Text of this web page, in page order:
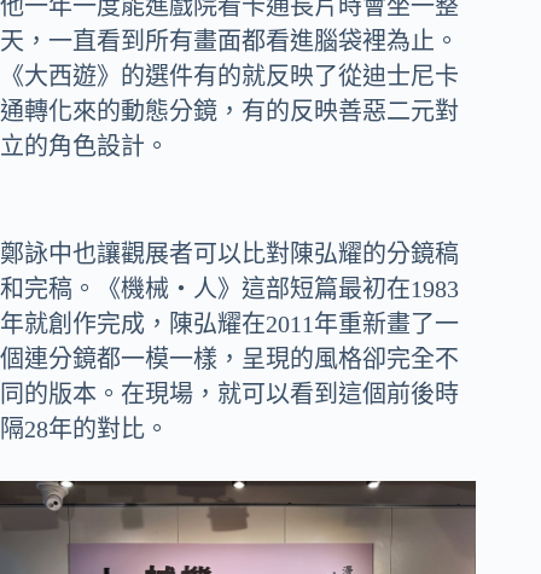
他一年一度能進戲院看卡通長片時會坐一整
天，一直看到所有畫面都看進腦袋裡為止。
《大西遊》的選件有的就反映了從迪士尼卡
通轉化來的動態分鏡，有的反映善惡二元對
立的角色設計。
鄭詠中也讓觀展者可以比對陳弘耀的分鏡稿
和完稿。《機械‧人》這部短篇最初在1983
年就創作完成，陳弘耀在2011年重新畫了一
個連分鏡都一模一樣，呈現的風格卻完全不
同的版本。在現場，就可以看到這個前後時
隔28年的對比。